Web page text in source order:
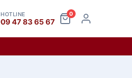
HOTLINE
09 47 83 65 67
0